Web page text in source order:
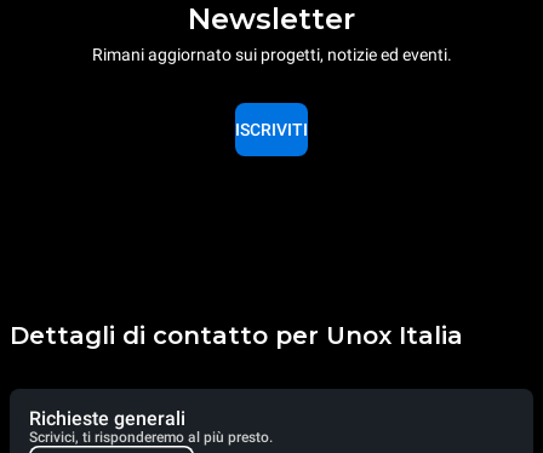
Newsletter
Rimani aggiornato sui progetti, notizie ed eventi.
ISCRIVITI
Dettagli di contatto per Unox Italia
Richieste generali
Scrivici, ti risponderemo al più presto.